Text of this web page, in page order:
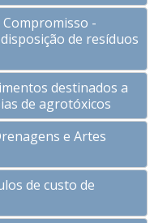
-
de resíduos
destinados a
de agrotóxicos
e Artes
de custo de